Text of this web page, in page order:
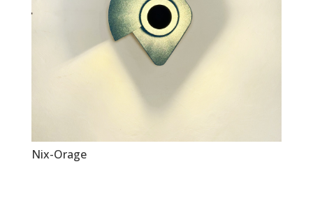
Nix-Orage